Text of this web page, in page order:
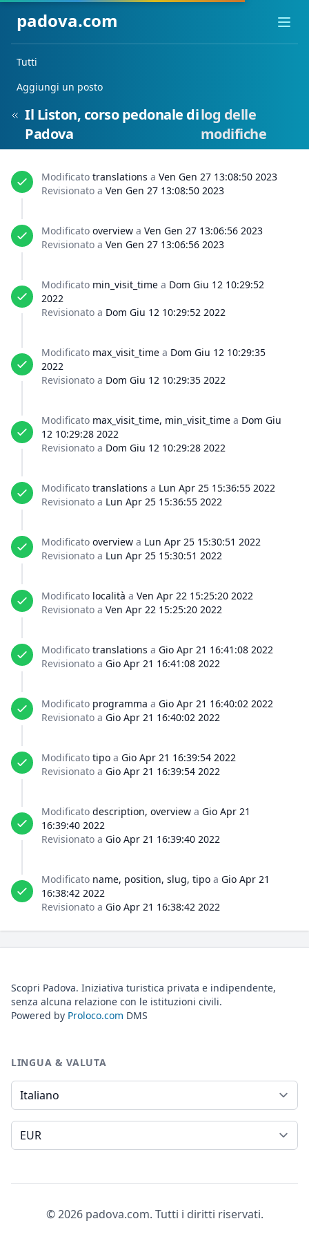
padova.com
Tutti
Aggiungi un posto
Il Liston, corso pedonale di
Padova
log delle
modifiche
Modificato translations a Ven Gen 27 13:08:50 2023
Revisionato a Ven Gen 27 13:08:50 2023
Modificato overview a Ven Gen 27 13:06:56 2023
Revisionato a Ven Gen 27 13:06:56 2023
Modificato min_visit_time a Dom Giu 12 10:29:52
2022
Revisionato a Dom Giu 12 10:29:52 2022
Modificato max_visit_time a Dom Giu 12 10:29:35
2022
Revisionato a Dom Giu 12 10:29:35 2022
Modificato max_visit_time, min_visit_time a Dom Giu
12 10:29:28 2022
Revisionato a Dom Giu 12 10:29:28 2022
Modificato translations a Lun Apr 25 15:36:55 2022
Revisionato a Lun Apr 25 15:36:55 2022
Modificato overview a Lun Apr 25 15:30:51 2022
Revisionato a Lun Apr 25 15:30:51 2022
Modificato località a Ven Apr 22 15:25:20 2022
Revisionato a Ven Apr 22 15:25:20 2022
Modificato translations a Gio Apr 21 16:41:08 2022
Revisionato a Gio Apr 21 16:41:08 2022
Modificato programma a Gio Apr 21 16:40:02 2022
Revisionato a Gio Apr 21 16:40:02 2022
Modificato tipo a Gio Apr 21 16:39:54 2022
Revisionato a Gio Apr 21 16:39:54 2022
Modificato description, overview a Gio Apr 21
16:39:40 2022
Revisionato a Gio Apr 21 16:39:40 2022
Modificato name, position, slug, tipo a Gio Apr 21
16:38:42 2022
Revisionato a Gio Apr 21 16:38:42 2022
Scopri Padova. Iniziativa turistica privata e indipendente,
senza alcuna relazione con le istituzioni civili.
Powered by Proloco.com DMS
LINGUA & VALUTA
Lingua
Valuta
© 2026 padova.com. Tutti i diritti riservati.